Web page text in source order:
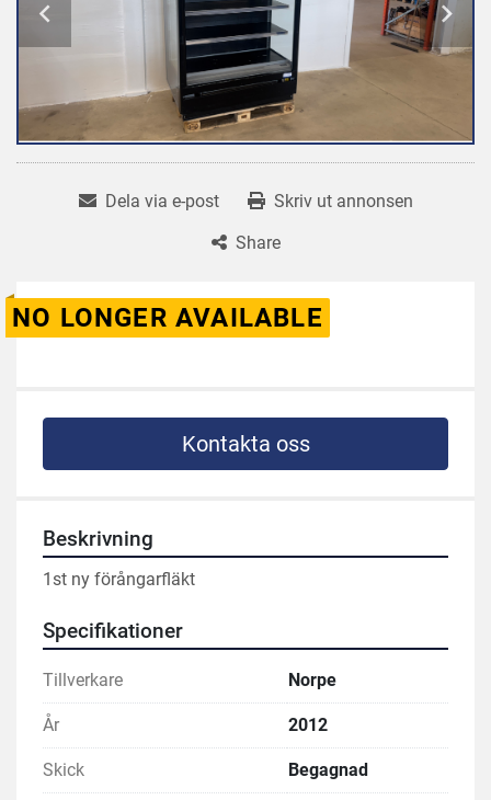
Dela via e-post
Skriv ut annonsen
Share
NO LONGER AVAILABLE
Kontakta oss
Beskrivning
1st ny förångarfläkt
Specifikationer
Tillverkare Norpe
År 2012
Skick Begagnad